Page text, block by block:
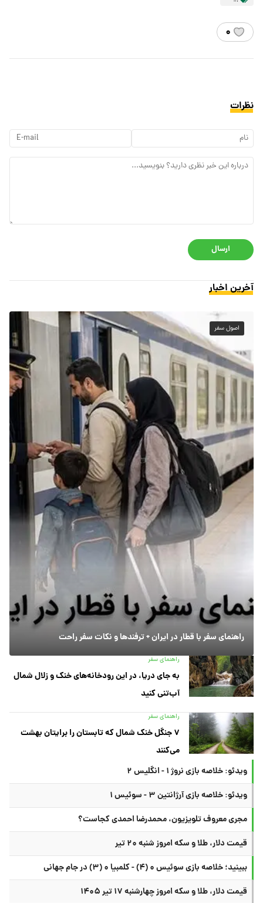
۰
نظرات
ارسال
آخرین اخبار
اصول سفر
راهنمای سفر با قطار در ایران + ترفندها و نکات سفر راحت
راهنمای سفر
به جای دریا، در این رودخانه‌های خنک و زلال شمال
آب‌تنی کنید
راهنمای سفر
۷ جنگل خنک شمال که تابستان را برایتان بهشت
می‌کنند
ویدئو: خلاصه بازی نروژ ۱ - انگلیس ۲
ویدئو: خلاصه بازی آرژانتین ۳ - سوئیس ۱
مجری معروف تلویزیون، محمدرضا احمدی کجاست؟
قیمت دلار، طلا و سکه امروز شنبه ۲۰ تیر
ببینید؛ خلاصه بازی سوئیس ۰ (۴) - کلمبیا ۰ (۳) در جام جهانی
قیمت دلار، طلا و سکه امروز چهارشنبه ۱۷ تیر ۱۴۰۵